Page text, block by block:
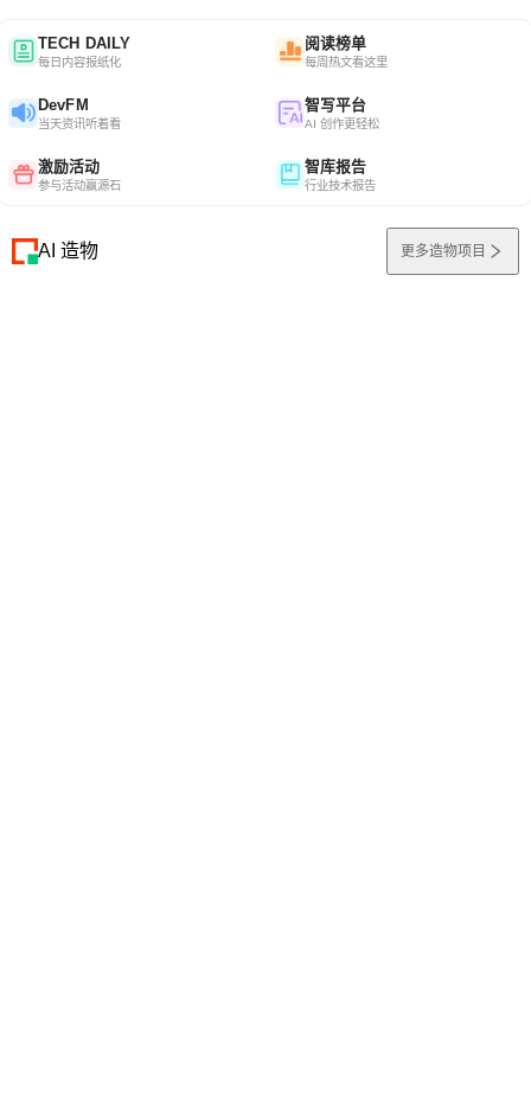
TECH DAILY
每日内容报纸化
阅读榜单
每周热文看这里
DevFM
当天资讯听着看
智写平台
AI 创作更轻松
激励活动
参与活动赢源石
智库报告
行业技术报告
AI 造物 更多造物项目